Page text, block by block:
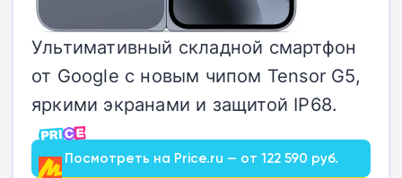
Ультимативный складной смартфон
от Google с новым чипом Tensor G5,
яркими экранами и защитой IP68.
Посмотреть на Price.ru — от 122 590 руб.